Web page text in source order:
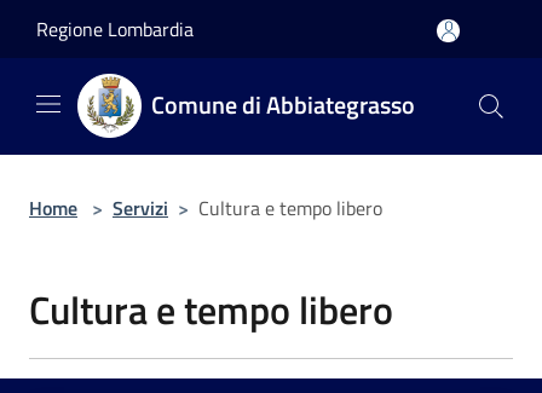
Regione Lombardia
Comune di Abbiategrasso
Home > Servizi > Cultura e tempo libero
Cultura e tempo libero